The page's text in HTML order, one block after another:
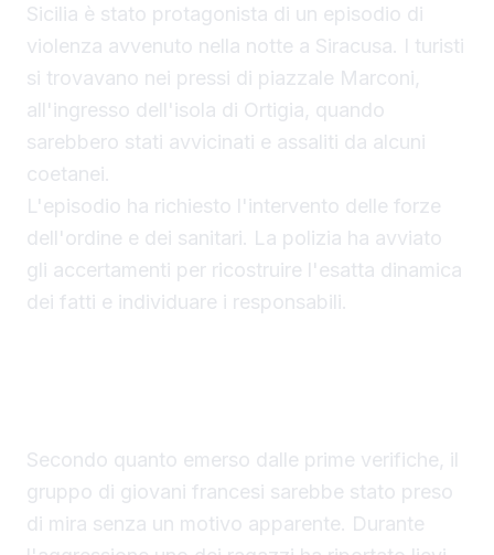
Sicilia è stato protagonista di un episodio di
violenza avvenuto nella notte a Siracusa. I turisti
si trovavano nei pressi di piazzale Marconi,
all'ingresso dell'isola di Ortigia, quando
sarebbero stati avvicinati e assaliti da alcuni
coetanei.
L'episodio ha richiesto l'intervento delle forze
dell'ordine e dei sanitari. La polizia ha avviato
gli accertamenti per ricostruire l'esatta dinamica
dei fatti e individuare i responsabili.
Secondo quanto emerso dalle prime verifiche, il
gruppo di giovani francesi sarebbe stato preso
di mira senza un motivo apparente. Durante